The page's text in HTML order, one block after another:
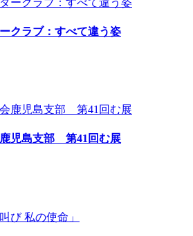
クラブ：すべて違う姿
児島支部 第41回む展